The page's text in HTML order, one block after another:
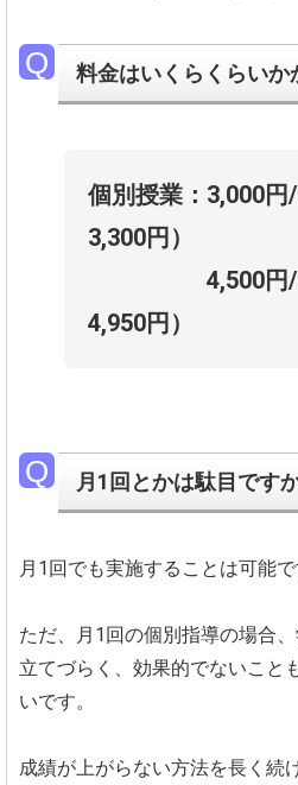
料金はいくらくらいか
個別授業：3,000円
3,300円）
4,500円/90
4,950円）
月1回とかは駄目です
月1回でも実施することは可能で
ただ、月1回の個別指導の場合
立てづらく、効果的でないこと
いです。
成績が上がらない方法を長く続